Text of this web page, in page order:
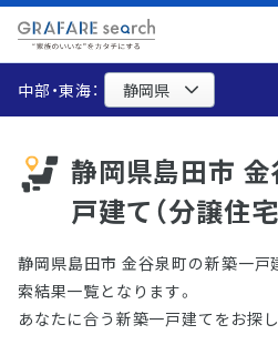
中部・東海：
静岡県島田市
戸建て（分譲住
静岡県島田市 金谷泉町の新築一戸
索結果一覧となります。
あなたに合う新築一戸建てをお探し